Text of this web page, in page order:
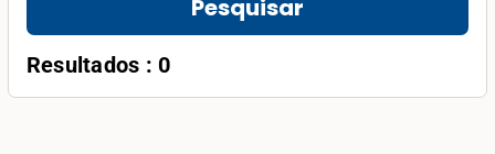
Pesquisar
Resultados : 0